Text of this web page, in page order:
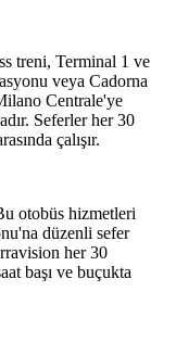
treni, Terminal 1 ve
veya Cadorna
Centrale'ye
Seferler her 30
çalışır.
otobüs hizmetleri
düzenli sefer
her 30
başı ve buçukta